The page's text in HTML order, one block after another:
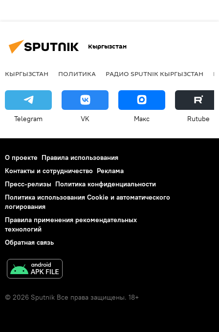
Кыргызстан
КЫРГЫЗСТАН ПОЛИТИКА РАДИО SPUTNIK КЫРГЫЗСТАН
Telegram VK Макс Rutube
О проекте Правила использования
Контакты и сотрудничество Реклама
Пресс-релизы Политика конфиденциальности
Политика использования Cookie и автоматического
логирования
Правила применения рекомендательных
технологий
Обратная связь
© 2026 Sputnik Все права защищены. 18+